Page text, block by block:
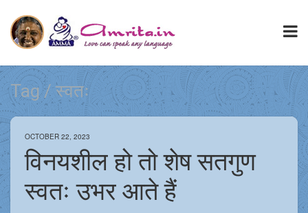
Tag / स्वतः
OCTOBER 22, 2023
विनयशील हो तो शेष सतगुण
स्वतः उभर आते हैं